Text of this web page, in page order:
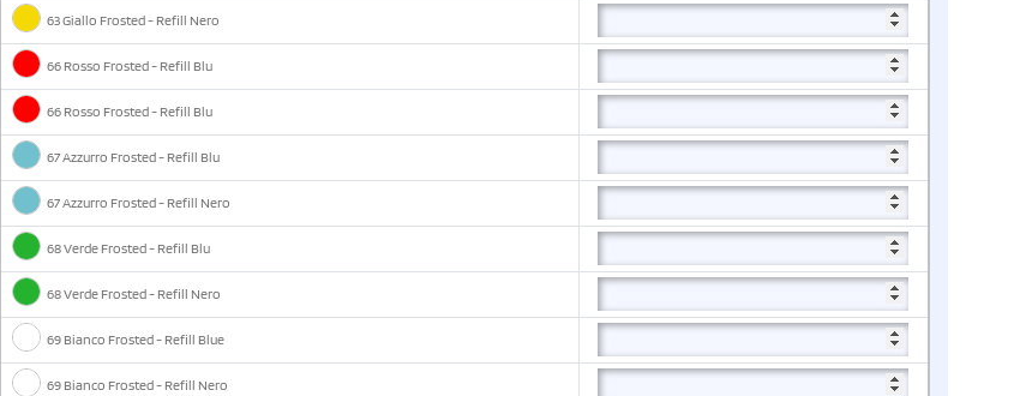
63 Giallo Frosted - Refill Nero
66 Rosso Frosted - Refill Blu
66 Rosso Frosted - Refill Blu
67 Azzurro Frosted - Refill Blu
67 Azzurro Frosted - Refill Nero
68 Verde Frosted - Refill Blu
68 Verde Frosted - Refill Nero
69 Bianco Frosted - Refill Blue
69 Bianco Frosted - Refill Nero